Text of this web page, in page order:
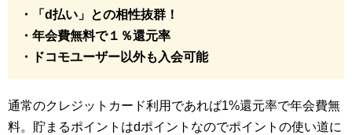
・「d払い」との相性抜群！
・年会費無料で１％還元率
・ドコモユーザー以外も入会可能
通常のクレジットカード利用であれば1%還元率で年会費無
料。貯まるポイントはdポイントなのでポイントの使い道に